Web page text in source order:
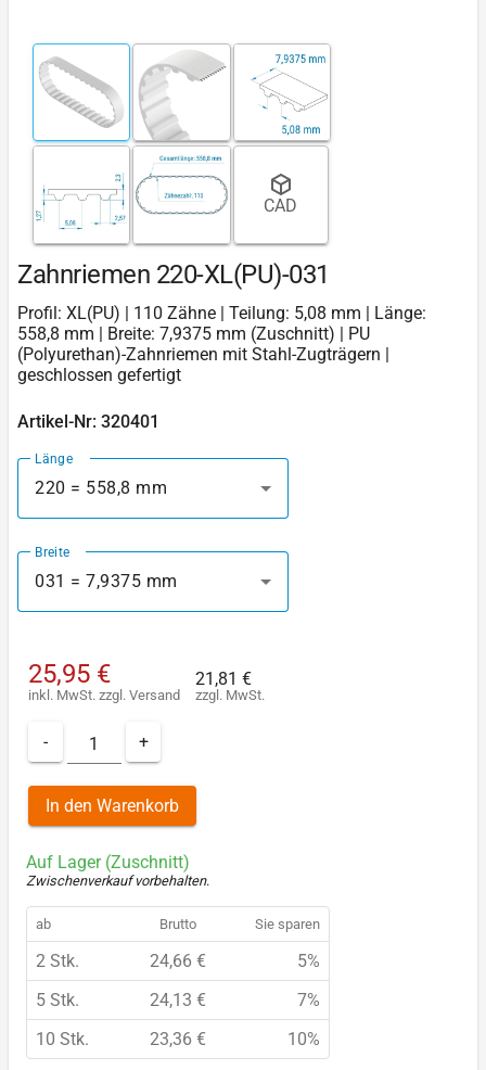
CAD
Zahnriemen 220-XL(PU)-031
Profil: XL(PU) | 110 Zähne | Teilung: 5,08 mm | Länge:
558,8 mm | Breite: 7,9375 mm (Zuschnitt) | PU
(Polyurethan)-Zahnriemen mit Stahl-Zugträgern |
geschlossen gefertigt
Artikel-Nr: 320401
Länge
220 = 558,8 mm
Breite
031 = 7,9375 mm
25,95 €
inkl. MwSt. zzgl. Versand
21,81 €
zzgl. MwSt.
- +
In den Warenkorb
Auf Lager (Zuschnitt)
Zwischenverkauf vorbehalten.
ab Brutto Sie sparen
2 Stk. 24,66 €
5%
5 Stk.
24,13 €
7%
10 Stk.
23,36 € 10%